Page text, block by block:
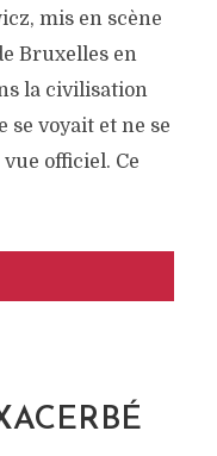
mis en scène
Bruxelles en
la civilisation
se voyait et ne se
officiel. Ce